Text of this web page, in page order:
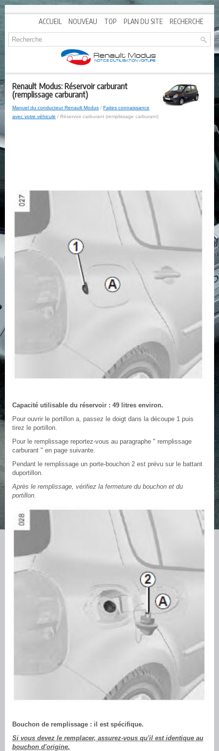
ACCUEIL NOUVEAU TOP PLAN DU SITE RECHERCHE
Renault Modus: Réservoir carburant
(remplissage carburant)
Manuel du conducteur Renault Modus / Faites connaissance
avec votre véhicule / Réservoir carburant (remplissage carburant)
Capacité utilisable du réservoir : 49 litres environ.
Pour ouvrir le portillon a, passez le doigt dans la découpe 1 puis
tirez le portillon.
Pour le remplissage reportez-vous au paragraphe " remplissage
carburant " en page suivante.
Pendant le remplissage un porte-bouchon 2 est prévu sur le battant
duportillon.
Après le remplissage, vérifiez la fermeture du bouchon et du
portillon.
Bouchon de remplissage : il est spécifique.
Si vous devez le remplacer, assurez-vous qu'il est identique au
bouchon d'origine.